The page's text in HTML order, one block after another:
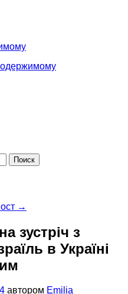
→
зустріч з
в Україні
автором Emilia